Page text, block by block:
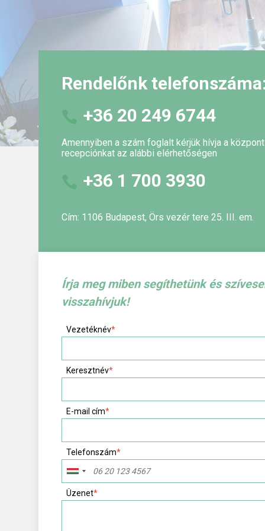
Rendelőnk
+36 20 249 6744
Amennyiben a szám foglalt kérjük hívja a
recepciónkat az alábbi elérhetőségen
+36 1 700 3930
Cím: 1106 Budapest, Örs vezér tere 25. III. em.
Írja meg miben segíthetünk és
visszahívjuk!
Vezetéknév*
Keresztnév*
E-mail cím*
Telefonszám*
Üzenet*